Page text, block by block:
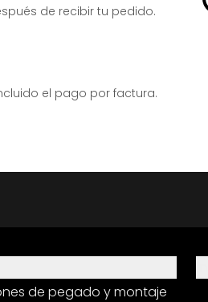
de recibir tu pedido.
el pago por factura.
de pegado y montaje